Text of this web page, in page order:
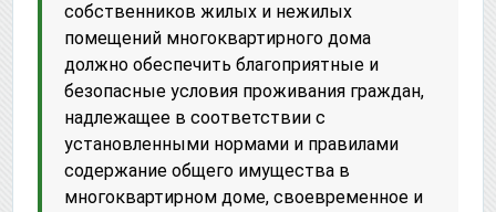
собственников жилых и нежилых
помещений многоквартирного дома
должно обеспечить благоприятные и
безопасные условия проживания граждан,
надлежащее в соответствии с
установленными нормами и правилами
содержание общего имущества в
многоквартирном доме, своевременное и